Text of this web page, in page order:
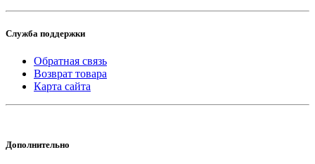
Служба поддержки
Обратная связь
Возврат товара
Карта сайта
Дополнительно